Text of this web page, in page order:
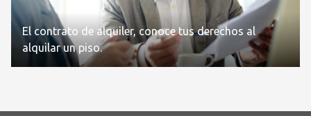
El contrato de alquiler, conoce tus derechos al
alquilar un piso.